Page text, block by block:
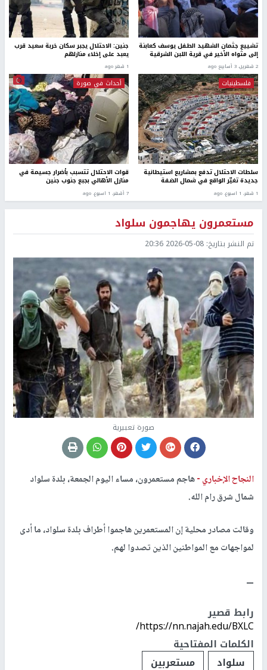
تشييع جثمان الشهيد الطفل يوسف كعابنة
إلى مثواه الأخير في قرية اللبن الشرقية
2 شهرين، 3 أسابيع ago
جنين: الاحتلال يجبر سكان خربة سعيد قرب
يعبد على إخلاء منازلهم
1 شهر ago
فلسطينيات
سلطات الاحتلال تدفع بمشاريع استيطانية
جديدة تغيّر الواقع في شمال الضفة
1 شهر، 1 اسبوع. ago
أحداث في صورة
قوات الاحتلال تتسبب بأضرار جسيمة في
منازل الأهالي بجبع جنوب جنين
7 أشهر، 1 اسبوع. ago
مستعمرون يهاجمون سلواد
تم النشر بتاريخ: 2026-05-08 20:36
صورة تعبيرية
النجاح الإخباري -هاجم مستعمرون، مساء اليوم الجمعة، بلدة سلواد
شمال شرق رام الله.
وقالت مصادر محلية إن المستعمرين هاجموا أطراف بلدة سلواد، ما أدى
لمواجهات مع المواطنين الذين تصدوا لهم.
ـــ
رابط قصير
https://nn.najah.edu/BXLC/
الكلمات المفتاحية
سلواد
مستعربين